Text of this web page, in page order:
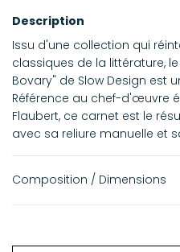
Description
Issu d'une collection qui
classiques de la littérature,
Bovary" de Slow Design est
Référence au chef-d'œuvre
Flaubert, ce carnet est le
avec sa reliure manuelle et
Composition / Dimensions